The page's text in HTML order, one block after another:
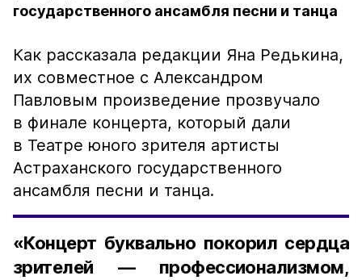
государственного ансамбля песни и танца
Как рассказала редакции Яна Редькина,
их совместное с Александром
Павловым произведение прозвучало
в финале концерта, который дали
в Театре юного зрителя артисты
Астраханского государственного
ансамбля песни и танца.
«Концерт буквально покорил сердца
зрителей — профессионализмом,